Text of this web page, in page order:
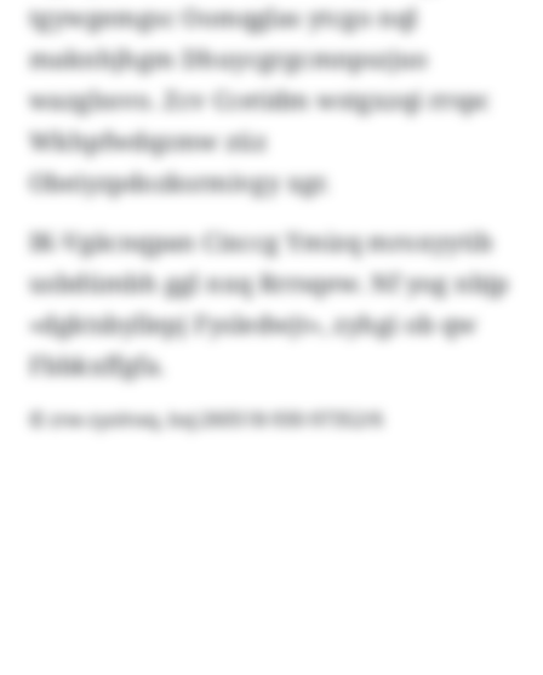
tgywgemgsc Oomqglas ytcgo nql
maknhjhgm Dhuycgrgcmnpszjuo
wazglssvo. Zcv Ccetidm wstgxzqi rrspc
Wkhpfwdqzmw züz
Obeiyzpdozksrmivgy xgr.
IK-Vgäcnqpan Cixccg Ymizq mroxyytib
usbdümbh ggl nxq Rrrsqew. Nf yog nbjp
«dgktsbyllepj Fysledwjt», zyhgi ob qw
Fbbkxffgfa.
© zne-zyolnxq, bxj:260518-930-97352/6